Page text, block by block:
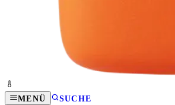
MENÜ SUCHE